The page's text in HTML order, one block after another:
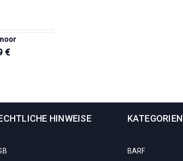
€
HINWEISE KATEGORIEN
BARF